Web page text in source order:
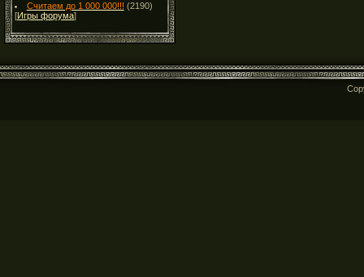
Считаем до 1 000 000!!! (2190)
[Игры форума]